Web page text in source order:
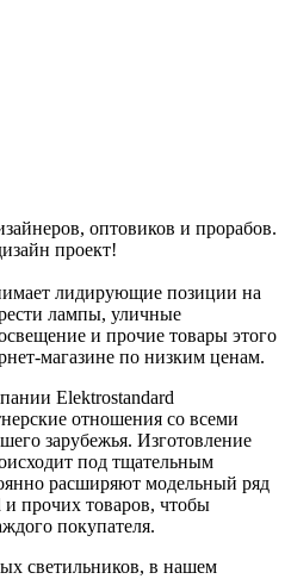
оптовиков и прорабов.
проект!
лидирующие позиции на
лампы, уличные
и прочие товары этого
магазине по низким ценам.
Elektrostandard
отношения со всеми
зарубежья. Изготовление
под тщательным
расширяют модельный ряд
и прочих товаров, чтобы
покупателя.
светильников, в нашем